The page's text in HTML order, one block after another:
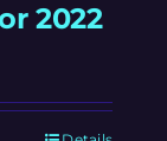
2022